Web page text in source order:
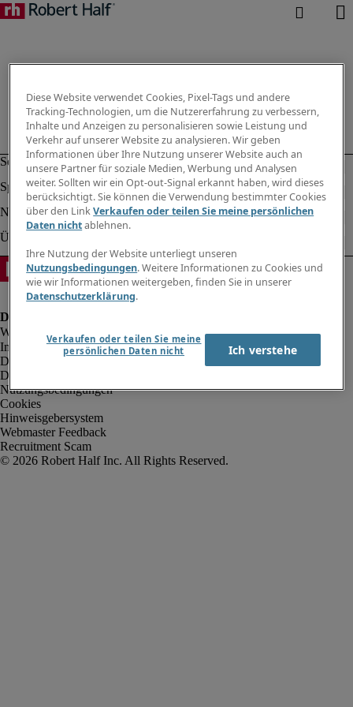
Impressum
Datenschutz
Datenschutz Arbeitnehmer/Zeitarbeitskräfte
Nutzungsbedingungen
Cookies
Hinweisgebersystem
Webmaster Feedback
Recruitment Scam
Diese Website verwendet Cookies, Pixel-Tags und andere
Tracking-Technologien, um die Nutzererfahrung zu verbessern,
Inhalte und Anzeigen zu personalisieren sowie Leistung und
Verkehr auf unserer Website zu analysieren. Wir geben
Informationen über Ihre Nutzung unserer Website auch an
unsere Partner für soziale Medien, Werbung und Analysen
weiter. Sollten wir ein Opt-out-Signal erkannt haben, wird dieses
berücksichtigt. Sie können die Verwendung bestimmter Cookies
über den LinkVerkaufen oder teilen Sie meine persönlichen
Daten nichtablehnen.
Ihre Nutzung der Website unterliegt unseren
Nutzungsbedingungen. Weitere Informationen zu Cookies und
wie wir Informationen weitergeben, finden Sie in unserer
Datenschutzerklärung.
Verkaufen oder teilen Sie meine
persönlichen Daten nicht
Ich verstehe